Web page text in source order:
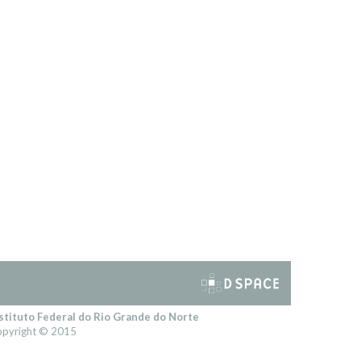
Federal do Rio Grande do Norte
© 2015